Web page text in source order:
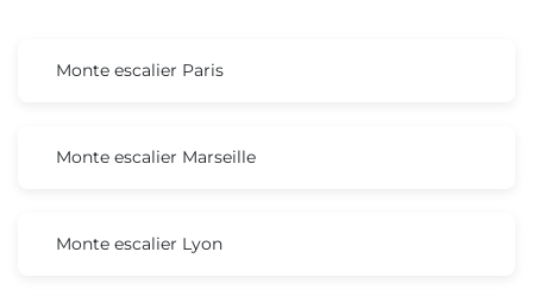
Monte escalier Paris
Monte escalier Marseille
Monte escalier Lyon